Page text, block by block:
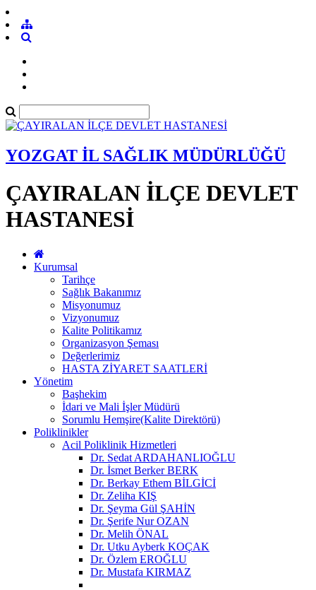
YOZGAT İL SAĞLIK MÜDÜRLÜĞÜ
ÇAYIRALAN İLÇE DEVLET
HASTANESİ
Kurumsal
Tarihçe
Sağlık Bakanımız
Misyonumuz
Vizyonumuz
Kalite Politikamız
Organizasyon Şeması
Değerlerimiz
HASTA ZİYARET SAATLERİ
Yönetim
Başhekim
İdari ve Mali İşler Müdürü
Sorumlu Hemşire(Kalite Direktörü)
Poliklinikler
Acil Poliklinik Hizmetleri
Dr. Sedat ARDAHANLIOĞLU
Dr. İsmet Berker BERK
Dr. Berkay Ethem BİLGİCİ
Dr. Zeliha KIŞ
Dr. Şeyma Gül ŞAHİN
Dr. Şerife Nur OZAN
Dr. Melih ÖNAL
Dr. Utku Ayberk KOÇAK
Dr. Özlem EROĞLU
Dr. Mustafa KIRMAZ